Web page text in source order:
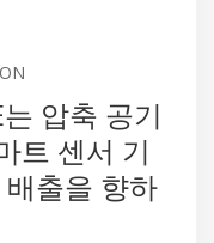
압축 공기
트 센서 기
출을 향하